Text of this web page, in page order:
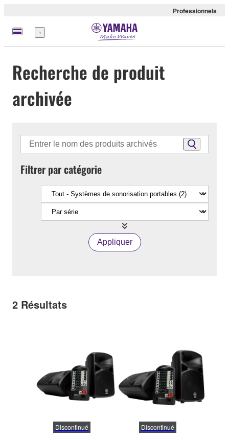
Professionnels
Menu
Recherche de produit
archivée
Filtrer par catégorie
Appliquer
2 Résultats
Discontinué Discontinué